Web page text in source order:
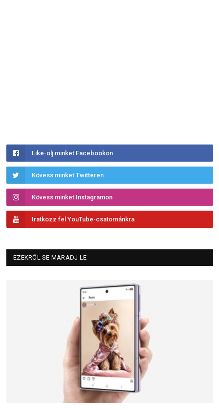
Like-olj minket Facebookon
Kövess minket Twitteren
Kövess minket Instagramon
Iratkozz fel YouTube-csatornánkra
EZEKRŐL SE MARADJ LE